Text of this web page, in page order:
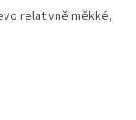
relativně měkké,